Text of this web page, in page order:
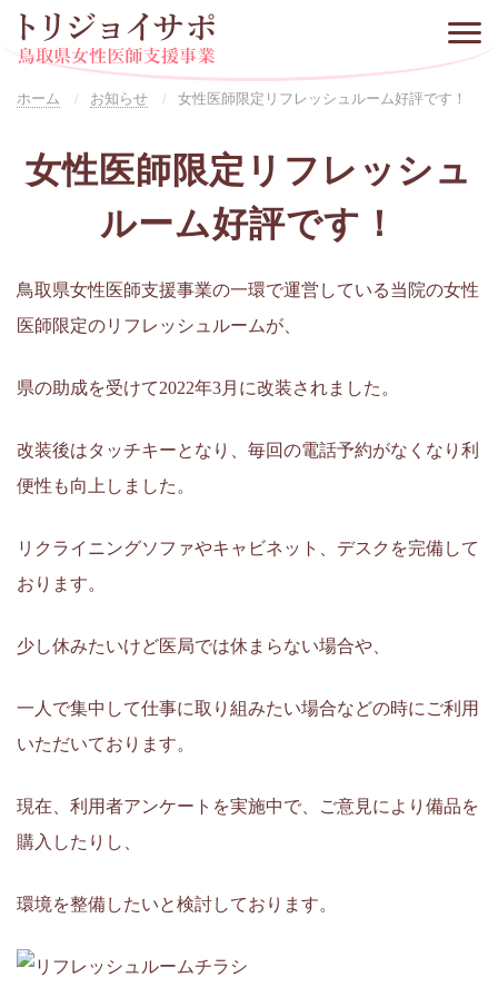
ホーム お知らせ 女性医師限定リフレッシュルーム好評です！
女性医師限定リフレッシュ
ルーム好評です！
鳥取県女性医師支援事業の一環で運営している当院の女性
医師限定のリフレッシュルームが、
県の助成を受けて2022年3月に改装されました。
改装後はタッチキーとなり、毎回の電話予約がなくなり利
便性も向上しました。
リクライニングソファやキャビネット、デスクを完備して
おります。
少し休みたいけど医局では休まらない場合や、
一人で集中して仕事に取り組みたい場合などの時にご利用
いただいております。
現在、利用者アンケートを実施中で、ご意見により備品を
購入したりし、
環境を整備したいと検討しております。